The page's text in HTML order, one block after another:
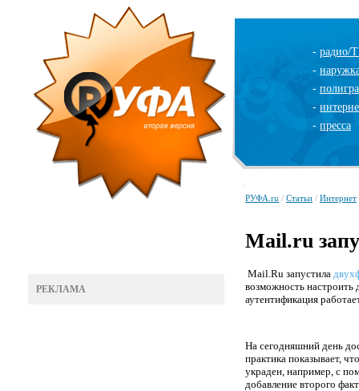
- радио/
-
-
-
- пресса
РЕКЛАМА
РУФА.ru / Статьи / Интернет
Mail.ru
Mail.Ru запустила
возможность
аутентификация
На сегодняшний день
практика показывает,
украден, например, с
добавление второго